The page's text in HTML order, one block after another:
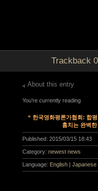
Trackback 0
About this entry
You’re currently reading
“ 한국영화평론가협회: 합
훔치는 완벽한
Published: 2015/03/15 18:43
Category: newest news
Language: English |Japanese